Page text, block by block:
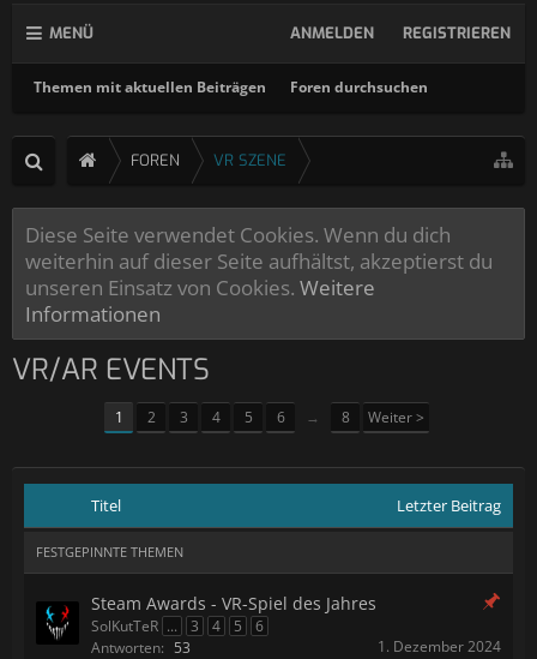
MENÜ
Themen mit aktuellen Beiträgen Foren durchsuchen
ANMELDEN REGISTRIEREN
FOREN VR SZENE
Diese Seite verwendet Cookies. Wenn du dich
weiterhin auf dieser Seite aufhältst, akzeptierst du
unseren Einsatz von Cookies. Weitere
Informationen
VR/AR EVENTS
1 2 3 4 5 6 → 8 Weiter >
Titel Letzter Beitrag
FESTGEPINNTE THEMEN
Steam Awards - VR-Spiel des Jahres
SolKutTeR ... 3 4 5
6
Antworten: 53 1. Dezember 2024